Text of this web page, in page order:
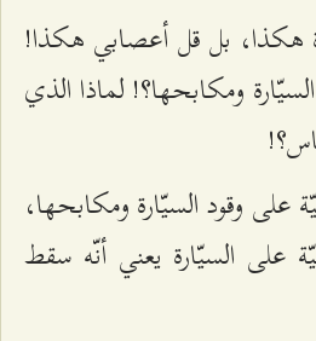
هكذا، بل قل أعصابي هكذا!
ومكابحها؟! لماذا الذي
وقود السيّارة ومكابحها،
على السيّارة يعني أنّه سقط